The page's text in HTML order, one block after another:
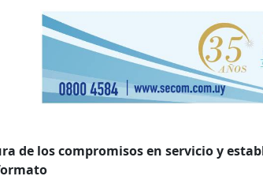
de los compromisos en servicio y